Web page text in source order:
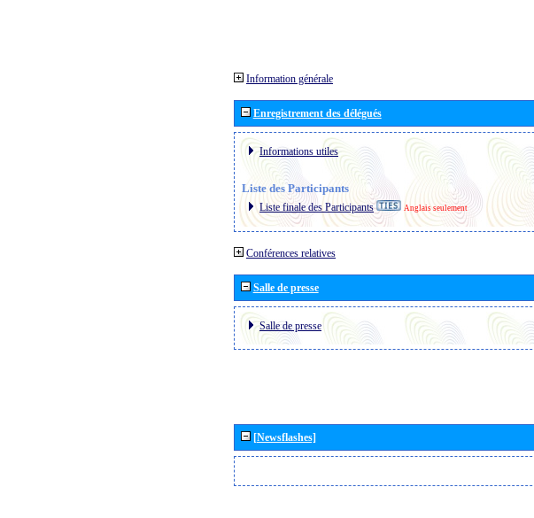
Information générale
Enregistrement des délégués
Informations utiles
Liste des Participants
Liste finale des Participants Anglais seulement
Conférences relatives
Salle de presse
Salle de presse
[Newsflashes]